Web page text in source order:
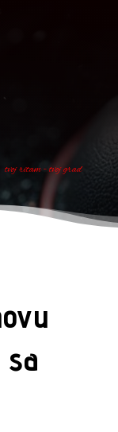
tvoj ritam - tvoj grad